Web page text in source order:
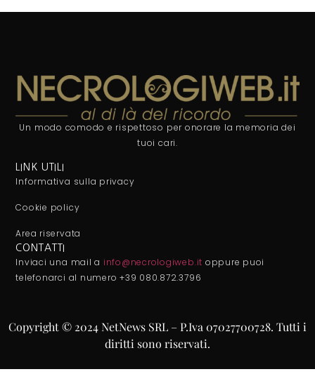
Un modo comodo e rispettoso per onorare la memoria dei
tuoi cari.
LINK UTILI
Informativa sulla privacy
Cookie policy
Area riservata
CONTATTI
Inviaci una mail a info@necrologiweb.it oppure puoi
telefonarci al numero +39 080.872.3796
Copyright © 2024 NetNews SRL – P.Iva 07027700728. Tutti i
diritti sono riservati.